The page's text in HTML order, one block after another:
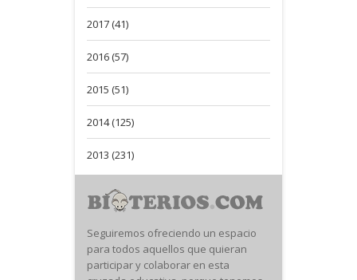
2017 (41)
2016 (57)
2015 (51)
2014 (125)
2013 (231)
Seguiremos ofreciendo un espacio
para todos aquellos que quieran
participar y colaborar en esta